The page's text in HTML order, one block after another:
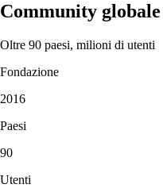
Community
Oltre 90 paesi, milioni di utenti
Fondazione
2016
Paesi
90
Utenti